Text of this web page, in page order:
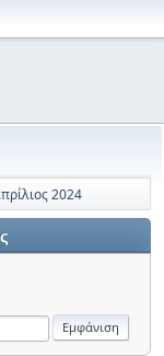
2024